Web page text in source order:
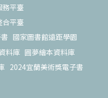
務平臺
合平臺
國家圖書館遠距學園
料庫 圓夢繪本資料庫
2024宜蘭美術獎電子書